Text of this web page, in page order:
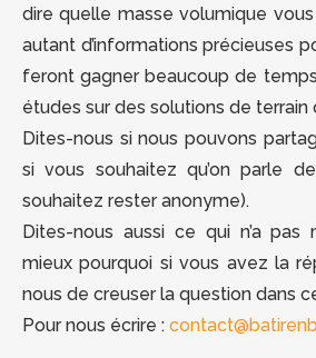
dire quelle masse volumique vous
autant d’informations précieuses
feront gagner beaucoup de
études sur des solutions de
Dites-nous si nous pouvons
si vous souhaitez qu’on parle
souhaitez rester anonyme).
Dites-nous aussi ce qui n’a pas
mieux pourquoi si vous avez la
nous de creuser la question dans
Pour nous écrire :